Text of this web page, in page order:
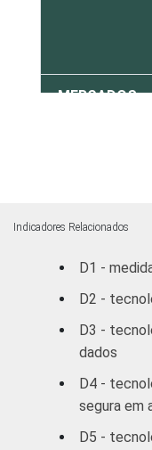
MERCADOS
Indicadores Relacionados
D1 -
D2 -
D3 -
dados
D4 -
segura em
D5 -